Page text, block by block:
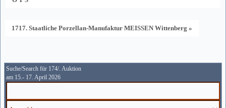
1717. Staatliche Porzellan-Manufaktur MEISSEN Wittenberg »
Suche/Search für 174/. Auktion
am 15.- 17. April 2026